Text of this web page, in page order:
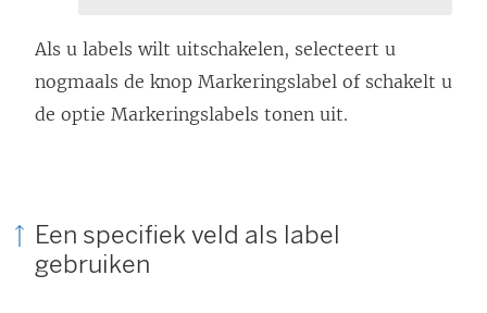
Als u labels wilt uitschakelen, selecteert u
nogmaals de knop Markeringslabel of schakelt u
de optie Markeringslabels tonen uit.
Een specifiek veld als label
gebruiken